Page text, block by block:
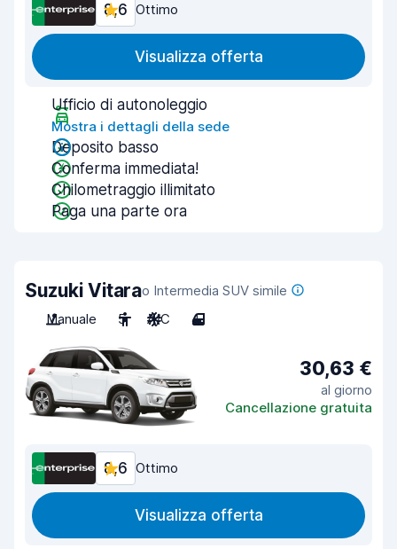
8,6 Ottimo
Visualizza offerta
Ufficio di autonoleggio
Mostra i dettagli della sede
Deposito basso
Conferma immediata!
Chilometraggio illimitato
Paga una parte ora
Suzuki Vitarao Intermedia SUV simile
Manuale
5 A/C 4
30,63 €
al giorno
Cancellazione gratuita
8,6 Ottimo
Visualizza offerta